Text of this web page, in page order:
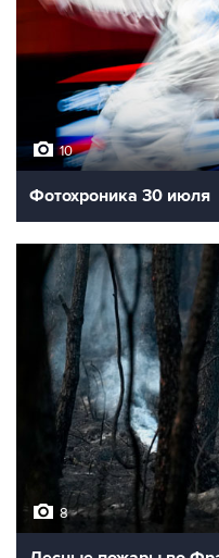
10
Фотохроника 30 июля
8